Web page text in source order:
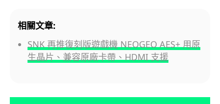
相關文章:
SNK 再推復刻版遊戲機 NEOGEO AES+ 用原
生晶片、兼容原廠卡帶、HDMI 支援